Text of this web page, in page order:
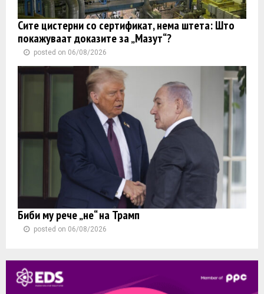
Сите цистерни со сертификат, нема штета: Што
покажуваат доказите за „Мазут“?
posted on 06/08/2026
Биби му рече „не“ на Трамп
posted on 06/08/2026